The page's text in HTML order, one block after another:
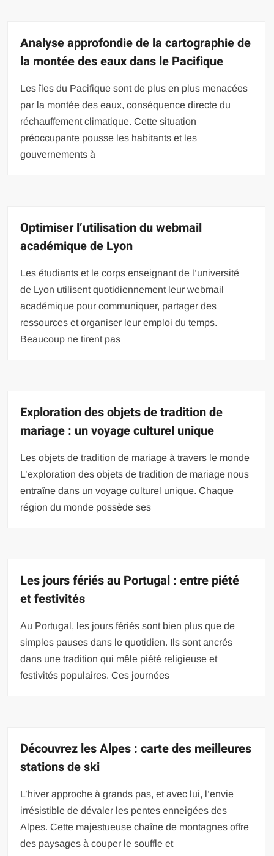
Analyse approfondie de la cartographie de
la montée des eaux dans le Pacifique
Les îles du Pacifique sont de plus en plus menacées
par la montée des eaux, conséquence directe du
réchauffement climatique. Cette situation
préoccupante pousse les habitants et les
gouvernements à
Optimiser l’utilisation du webmail
académique de Lyon
Les étudiants et le corps enseignant de l’université
de Lyon utilisent quotidiennement leur webmail
académique pour communiquer, partager des
ressources et organiser leur emploi du temps.
Beaucoup ne tirent pas
Exploration des objets de tradition de
mariage : un voyage culturel unique
Les objets de tradition de mariage à travers le monde
L’exploration des objets de tradition de mariage nous
entraîne dans un voyage culturel unique. Chaque
région du monde possède ses
Les jours fériés au Portugal : entre piété
et festivités
Au Portugal, les jours fériés sont bien plus que de
simples pauses dans le quotidien. Ils sont ancrés
dans une tradition qui mêle piété religieuse et
festivités populaires. Ces journées
Découvrez les Alpes : carte des meilleures
stations de ski
L’hiver approche à grands pas, et avec lui, l’envie
irrésistible de dévaler les pentes enneigées des
Alpes. Cette majestueuse chaîne de montagnes offre
des paysages à couper le souffle et